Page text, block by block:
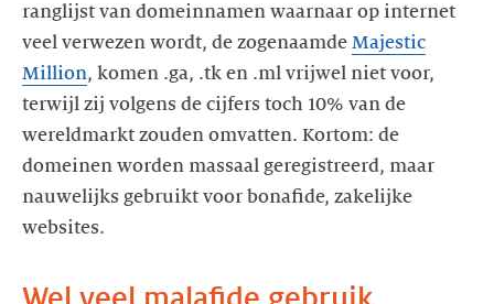
ranglijst van domeinnamen waarnaar op internet
veel verwezen wordt, de zogenaamde Majestic
Million, komen .ga, .tk en .ml vrijwel niet voor,
terwijl zij volgens de cijfers toch 10% van de
wereldmarkt zouden omvatten. Kortom: de
domeinen worden massaal geregistreerd, maar
nauwelijks gebruikt voor bonafide, zakelijke
websites.